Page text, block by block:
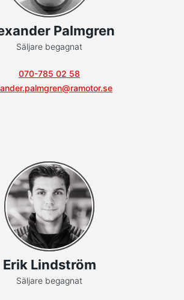
Palmgren
Säljare begagnat
070-785 02 58
Erik Lindström
Säljare begagnat